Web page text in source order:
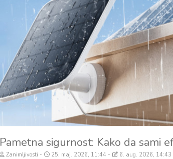
Pametna sigurnost: Kako da sami
Zanimljivosti 25. maj. 2026, 11:44 6. aug. 2026, 14:43